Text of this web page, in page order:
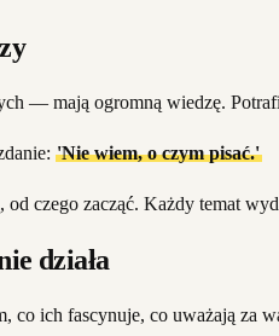
— mają ogromną wiedzę.
'Nie wiem, o czym pisać.'
czego zacząć. Każdy temat
działa
co ich fascynuje, co uważają za